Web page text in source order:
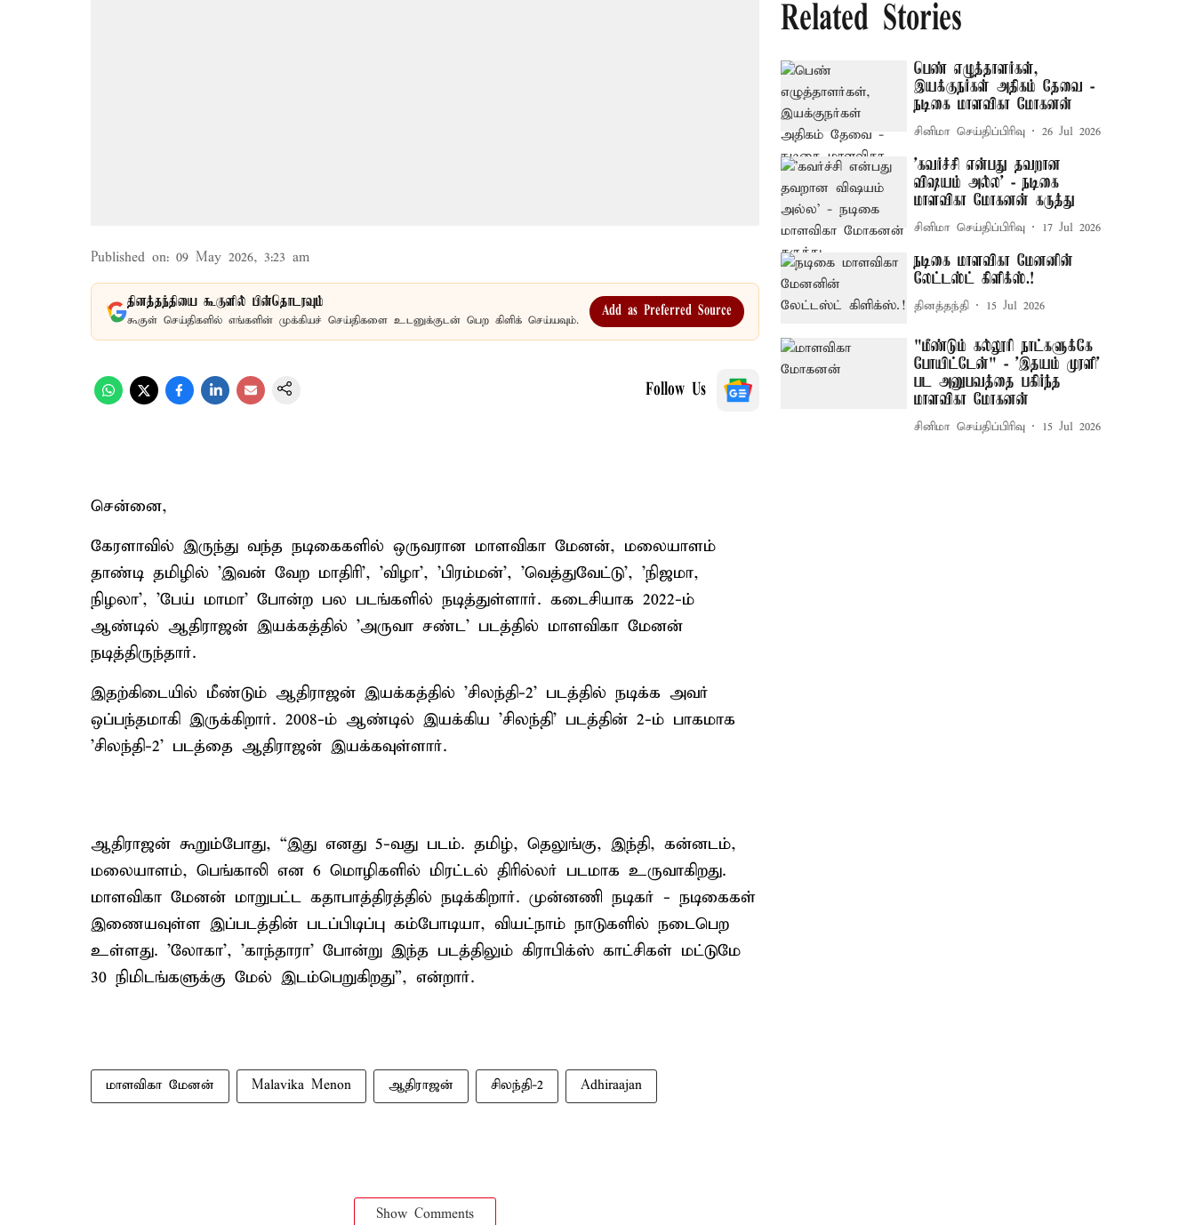
Published on: 09 May 2026, 3:23 am
தினத்தந்தியை கூகுளில் பின்தொடரவும்
கூகுள் செய்திகளில் எங்களின் முக்கியச் செய்திகளை உடனுக்குடன் பெற கிளிக் செய்யவும்.
Add as Preferred Source
Follow Us
சென்னை,
கேரளாவில் இருந்து வந்த நடிகைகளில் ஒருவரான மாளவிகா மேனன், மலையாளம்
தாண்டி தமிழில் 'இவன் வேற மாதிரி', 'விழா', 'பிரம்மன்', 'வெத்துவேட்டு', 'நிஜமா,
நிழலா', 'பேய் மாமா' போன்ற பல படங்களில் நடித்துள்ளார். கடைசியாக 2022-ம்
ஆண்டில் ஆதிராஜன் இயக்கத்தில் 'அருவா சண்ட' படத்தில் மாளவிகா மேனன்
நடித்திருந்தார்.
இதற்கிடையில் மீண்டும் ஆதிராஜன் இயக்கத்தில் 'சிலந்தி-2' படத்தில் நடிக்க அவர்
ஒப்பந்தமாகி இருக்கிறார். 2008-ம் ஆண்டில் இயக்கிய 'சிலந்தி' படத்தின் 2-ம் பாகமாக
'சிலந்தி-2' படத்தை ஆதிராஜன் இயக்கவுள்ளார்.
ஆதிராஜன் கூறும்போது, “இது எனது 5-வது படம். தமிழ், தெலுங்கு, இந்தி, கன்னடம்,
மலையாளம், பெங்காலி என 6 மொழிகளில் மிரட்டல் திரில்லர் படமாக உருவாகிறது.
மாளவிகா மேனன் மாறுபட்ட கதாபாத்திரத்தில் நடிக்கிறார். முன்னணி நடிகர் - நடிகைகள்
இணையவுள்ள இப்படத்தின் படப்பிடிப்பு கம்போடியா, வியட்நாம் நாடுகளில் நடைபெற
உள்ளது. 'லோகா', 'காந்தாரா' போன்று இந்த படத்திலும் கிராபிக்ஸ் காட்சிகள் மட்டுமே
30 நிமிடங்களுக்கு மேல் இடம்பெறுகிறது”, என்றார்.
மாளவிகா மேனன் Malavika Menon ஆதிராஜன் சிலந்தி-2 Adhiraajan
Show Comments
Related Stories
பெண் எழுத்தாளர்கள்,
இயக்குநர்கள் அதிகம் தேவை -
நடிகை மாளவிகா மோகனன்
சினிமா செய்திப்பிரிவு 26 Jul 2026
'கவர்ச்சி என்பது தவறான
விஷயம் அல்ல' - நடிகை
மாளவிகா மோகனன் கருத்து
சினிமா செய்திப்பிரிவு 17 Jul 2026
நடிகை மாளவிகா மேனனின்
லேட்டஸ்ட் கிளிக்ஸ்.!
தினத்தந்தி 15 Jul 2026
"மீண்டும் கல்லூரி நாட்களுக்கே
போயிட்டேன்" - ’இதயம் முரளி'
பட அனுபவத்தை பகிர்ந்த
மாளவிகா மோகனன்
சினிமா செய்திப்பிரிவு 15 Jul 2026